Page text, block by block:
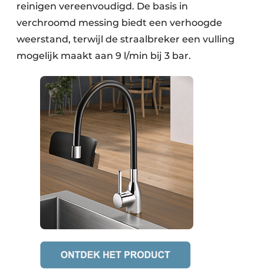
reinigen vereenvoudigd. De basis in
verchroomd messing biedt een verhoogde
weerstand, terwijl de straalbreker een vulling
mogelijk maakt aan 9 l/min bij 3 bar.